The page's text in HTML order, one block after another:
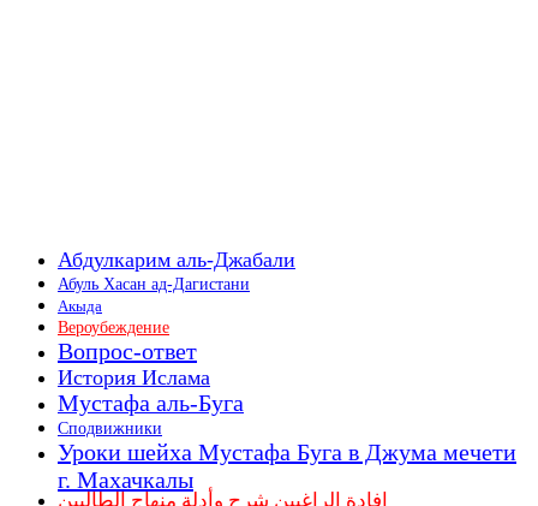
Абдулкарим аль-Джабали
Абуль Хасан ад-Дагистани
Акыда
Вероубеждение
Вопрос-ответ
История Ислама
Мустафа аль-Буга
Сподвижники
Уроки шейха Мустафа Буга в Джума мечети
г. Махачкалы
إفادة الراغبين شرح وأدلة منهاج الطالبين